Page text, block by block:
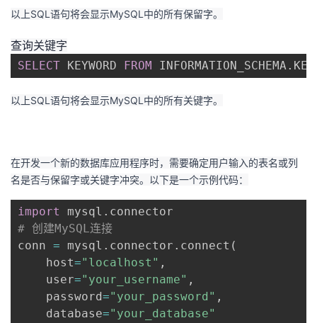
证
实
验
的
收
藏
持
建
议
以上SQL语句将会显示MySQL中的所有保留字。
查询关键字
SELECT KEYWORD FROM INFORMATION_SCHEMA.
以上SQL语句将会显示MySQL中的所有关键字。
在开发一个新的数据库应用程序时，需要确定用户输入的表名或列
名是否与保留字或关键字冲突。以下是一个示例代码：
import mysql .
# 创建MySQL连接
conn = mysql . connector . connect (
    host
="localhost" ,
    user
="your_username" ,
    password
="your_password" ,
    database
="your_database"